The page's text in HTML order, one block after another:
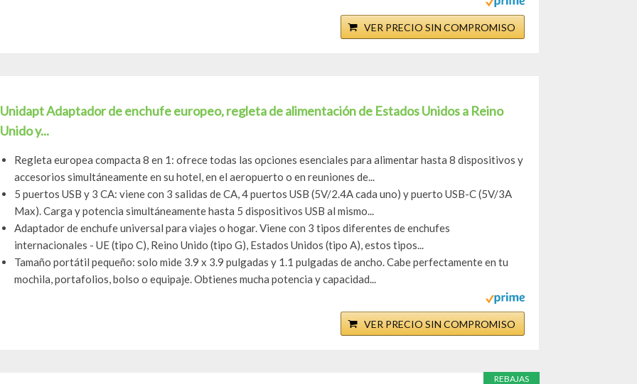
VER PRECIO SIN COMPROMISO
Unidapt Adaptador de enchufe europeo, regleta de alimentación de Estados Unidos a Reino
Unido y...
Regleta europea compacta 8 en 1: ofrece todas las opciones esenciales para alimentar hasta 8 dispositivos y
accesorios simultáneamente en su hotel, en el aeropuerto o en reuniones de...
5 puertos USB y 3 CA: viene con 3 salidas de CA, 4 puertos USB (5V/2.4A cada uno) y puerto USB-C (5V/3A
Max). Carga y potencia simultáneamente hasta 5 dispositivos USB al mismo...
Adaptador de enchufe universal para viajes o hogar. Viene con 3 tipos diferentes de enchufes
internacionales - UE (tipo C), Reino Unido (tipo G), Estados Unidos (tipo A), estos tipos...
Tamaño portátil pequeño: solo mide 3.9 x 3.9 pulgadas y 1.1 pulgadas de ancho. Cabe perfectamente en tu
mochila, portafolios, bolso o equipaje. Obtienes mucha potencia y capacidad...
VER PRECIO SIN COMPROMISO
REBAJAS